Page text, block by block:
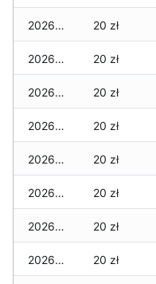
2026-05-07 20 zł
2026-05-06 20 zł
2026-05-05 20 zł
2026-05-04 20 zł
2026-05-03 20 zł
2026-05-02 20 zł
2026-05-01 20 zł
2026-04-30 20 zł